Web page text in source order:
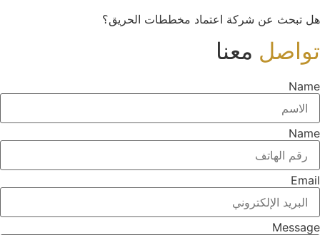
هل تبحث عن شركة اعتماد مخططات الحريق؟
تواصل معنا
Name
Name
Email
Message